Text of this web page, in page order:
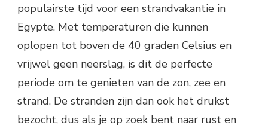
populairste tijd voor een strandvakantie in
Egypte. Met temperaturen die kunnen
oplopen tot boven de 40 graden Celsius en
vrijwel geen neerslag, is dit de perfecte
periode om te genieten van de zon, zee en
strand. De stranden zijn dan ook het drukst
bezocht, dus als je op zoek bent naar rust en